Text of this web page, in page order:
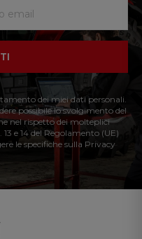
dei miei dati personali.
possibile lo svolgimento del
nel rispetto dei molteplici
e 14 del Regolamento (UE)
le specifiche sulla Privacy